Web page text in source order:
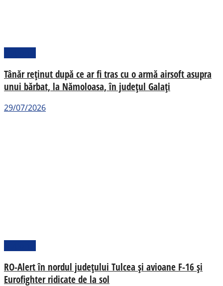
Tânăr reținut după ce ar fi tras cu o armă airsoft asupra
unui bărbat, la Nămoloasa, în județul Galați
29/07/2026
RO-Alert în nordul județului Tulcea și avioane F-16 și
Eurofighter ridicate de la sol